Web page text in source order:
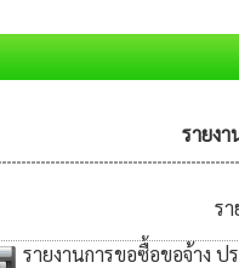
รายง
ร
รายงานการขอซื้อขอจ้าง